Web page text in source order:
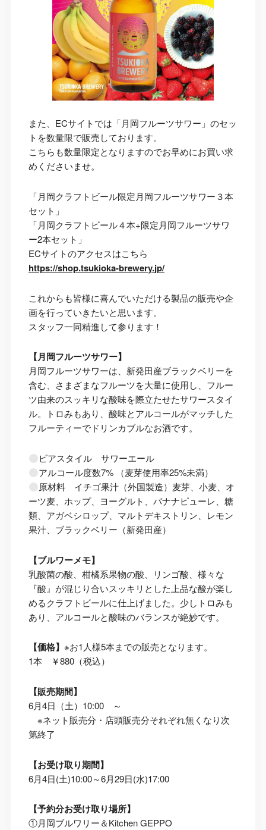
また、ECサイトでは「月岡フルーツサワー」のセッ
トを数量限で販売しております。
こちらも数量限定となりますのでお早めにお買い求
めくださいませ。
「月岡クラフトビール限定月岡フルーツサワー３本
セット」
「月岡クラフトビール４本+限定月岡フルーツサワ
ー2本セット」
ECサイトのアクセスはこちら
https://shop.tsukioka-brewery.jp/
これからも皆様に喜んでいただける製品の販売や企
画を行っていきたいと思います。
スタッフ一同精進して参ります！
【月岡フルーツサワー】
月岡フルーツサワーは、新発田産ブラックベリーを
含む、さまざまなフルーツを大量に使用し、フルー
ツ由来のスッキリな酸味を際立たせたサワースタイ
ル。トロみもあり、酸味とアルコールがマッチした
フルーティーでドリンカブルなお酒です。
ビアスタイル サワーエール
アルコール度数7% （麦芽使用率25%未満）
原材料 イチゴ果汁（外国製造）麦芽、小麦、オ
ーツ麦、ホップ、ヨーグルト、バナナピューレ、糖
類、アガベシロップ、マルトデキストリン、レモン
果汁、ブラックベリー（新発田産）
【ブルワーメモ】
乳酸菌の酸、柑橘系果物の酸、リンゴ酸、様々な
『酸』が混じり合いスッキリとした上品な酸が楽し
めるクラフトビールに仕上げました。少しトロみも
あり、アルコールと酸味のバランスが絶妙です。
【価格】 ※お1人様5本までの販売となります。
1本 ￥880（税込）
【販売期間】
6月4日（土）10:00 ～
※ネット販売分・店頭販売分それぞれ無くなり次
第終了
【お受け取り期間】
6月4日(土)10:00～6月29日(水)17:00
【予約分お受け取り場所】
①月岡ブルワリー＆Kitchen GEPPO